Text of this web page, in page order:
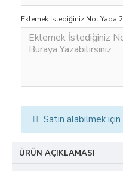
Eklemek İstediğiniz Not Yada
Satın alabilmek
ÜRÜN AÇIKLAMASI